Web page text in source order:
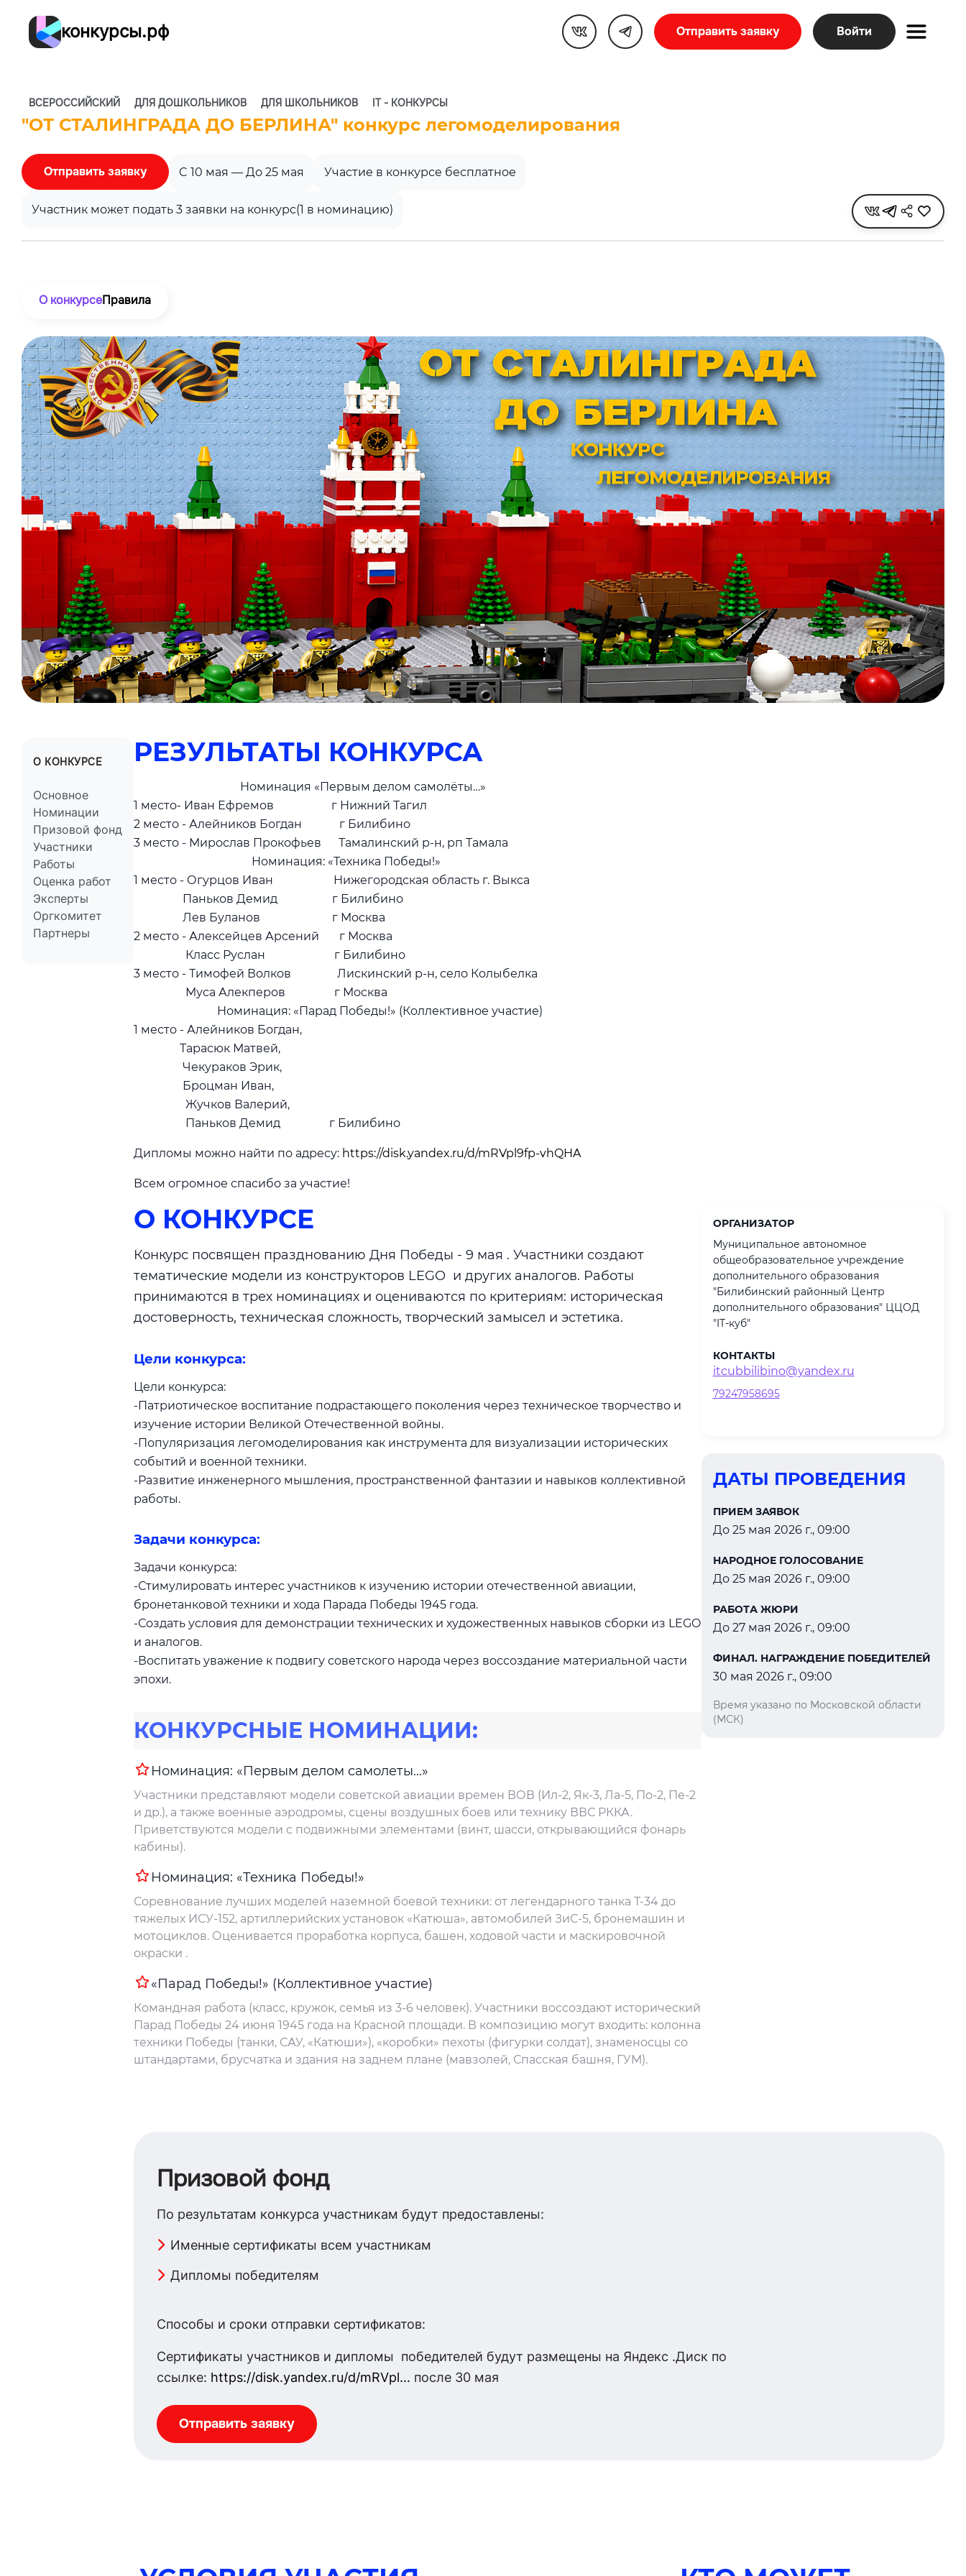
конкурсы.рф Отправить заявку Войти
ВСЕРОССИЙСКИЙ ДЛЯ ДОШКОЛЬНИКОВ ДЛЯ ШКОЛЬНИКОВ IT - КОНКУРСЫ
"ОТ СТАЛИНГРАДА ДО БЕРЛИНА" конкурс легомоделирования
Отправить заявку C 10 мая — До 25 мая Участие в конкурсе бесплатное
Участник может подать 3 заявки на конкурс(1 в номинацию)
О конкурсеПравила
О КОНКУРСЕ
Основное
Номинации
Призовой фонд
Участники
Работы
Оценка работ
Эксперты
Оргкомитет
Партнеры
РЕЗУЛЬТАТЫ КОНКУРСА
Номинация «Первым делом самолёты…»
1 место- Иван Ефремов г Нижний Тагил
2 место - Алейников Богдан г Билибино
3 место - Мирослав Прокофьев Тамалинский р-н, рп Тамала
Номинация: «Техника Победы!»
1 место - Огурцов Иван Нижегородская область г. Выкса
Паньков Демид г Билибино
Лев Буланов г Москва
2 место - Алексейцев Арсений г Москва
Класс Руслан г Билибино
3 место - Тимофей Волков Лискинский р-н, село Колыбелка
Муса Алекперов г Москва
Номинация: «Парад Победы!» (Коллективное участие)
1 место - Алейников Богдан,
Тарасюк Матвей,
Чекураков Эрик,
Броцман Иван,
Жучков Валерий,
Паньков Демид г Билибино
Дипломы можно найти по адресу: https://disk.yandex.ru/d/mRVpl9fp-vhQHA
Всем огромное спасибо за участие!
О КОНКУРСЕ
Конкурс посвящен празднованию Дня Победы - 9 мая . Участники создают
тематические модели из конструкторов LEGO и других аналогов. Работы
принимаются в трех номинациях и оцениваются по критериям: историческая
достоверность, техническая сложность, творческий замысел и эстетика.
Цели конкурса:
Цели конкурса:
-Патриотическое воспитание подрастающего поколения через техническое творчество и
изучение истории Великой Отечественной войны.
-Популяризация легомоделирования как инструмента для визуализации исторических
событий и военной техники.
-Развитие инженерного мышления, пространственной фантазии и навыков коллективной
работы.
Задачи конкурса:
Задачи конкурса:
-Стимулировать интерес участников к изучению истории отечественной авиации,
бронетанковой техники и хода Парада Победы 1945 года.
-Создать условия для демонстрации технических и художественных навыков сборки из LEGO
и аналогов.
-Воспитать уважение к подвигу советского народа через воссоздание материальной части
эпохи.
КОНКУРСНЫЕ НОМИНАЦИИ:
Номинация: «Первым делом самолеты...»
Участники представляют модели советской авиации времен ВОВ (Ил-2, Як-3, Ла-5, По-2, Пе-2
и др.), а также военные аэродромы, сцены воздушных боев или технику ВВС РККА.
Приветствуются модели с подвижными элементами (винт, шасси, открывающийся фонарь
кабины).
Номинация: «Техника Победы!»
Соревнование лучших моделей наземной боевой техники: от легендарного танка Т-34 до
тяжелых ИСУ-152, артиллерийских установок «Катюша», автомобилей ЗиС-5, бронемашин и
мотоциклов. Оценивается проработка корпуса, башен, ходовой части и маскировочной
окраски .
«Парад Победы!» (Коллективное участие)
Командная работа (класс, кружок, семья из 3-6 человек). Участники воссоздают исторический
Парад Победы 24 июня 1945 года на Красной площади. В композицию могут входить: колонна
техники Победы (танки, САУ, «Катюши»), «коробки» пехоты (фигурки солдат), знаменосцы со
штандартами, брусчатка и здания на заднем плане (мавзолей, Спасская башня, ГУМ).
ОРГАНИЗАТОР
Муниципальное автономное
общеобразовательное учреждение
дополнительного образования
"Билибинский районный Центр
дополнительного образования" ЦЦОД
"IT-куб"
КОНТАКТЫ
itcubbilibino@yandex.ru
79247958695
ДАТЫ ПРОВЕДЕНИЯ
ПРИЕМ ЗАЯВОК
До 25 мая 2026 г., 09:00
НАРОДНОЕ ГОЛОСОВАНИЕ
До 25 мая 2026 г., 09:00
РАБОТА ЖЮРИ
До 27 мая 2026 г., 09:00
ФИНАЛ. НАГРАЖДЕНИЕ ПОБЕДИТЕЛЕЙ
30 мая 2026 г., 09:00
Время указано по Московской области
(МСК)
Призовой фонд
По результатам конкурса участникам будут предоставлены:
Именные сертификаты всем участникам
Дипломы победителям
Способы и сроки отправки сертификатов:
Сертификаты участников и дипломы победителей будут размещены на Яндекс .Диск по
ссылке: https://disk.yandex.ru/d/mRVpl... после 30 мая
Отправить заявку